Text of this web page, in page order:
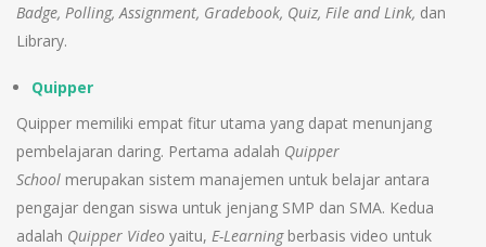
Badge, Polling, Assignment, Gradebook, Quiz, File and Link, dan
Library.
Quipper
Quipper memiliki empat fitur utama yang dapat menunjang
pembelajaran daring. Pertama adalah Quipper
School merupakan sistem manajemen untuk belajar antara
pengajar dengan siswa untuk jenjang SMP dan SMA. Kedua
adalah Quipper Video yaitu, E-Learningberbasis video untuk